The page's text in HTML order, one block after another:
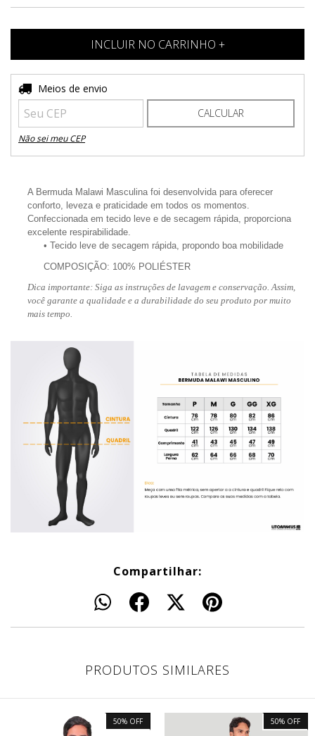
Entregas para o CEP:
Meios de envio
CALCULAR
Não sei meu CEP
A Bermuda Malawi Masculinafoi desenvolvida para oferecer
conforto, leveza e praticidade em todos os momentos.
Confeccionada em tecido leve e de secagem rápida, proporciona
excelente respirabilidade.
• Tecido leve de secagem rápida, propondo boa mobilidade
COMPOSIÇÃO: 100% POLIÉSTER
Dica importante: Siga as instruções de lavagem e conservação. Assim,
você garante a qualidade e a durabilidade do seu produto por muito
mais tempo.
Compartilhar:
PRODUTOS SIMILARES
50% OFF 50% OFF